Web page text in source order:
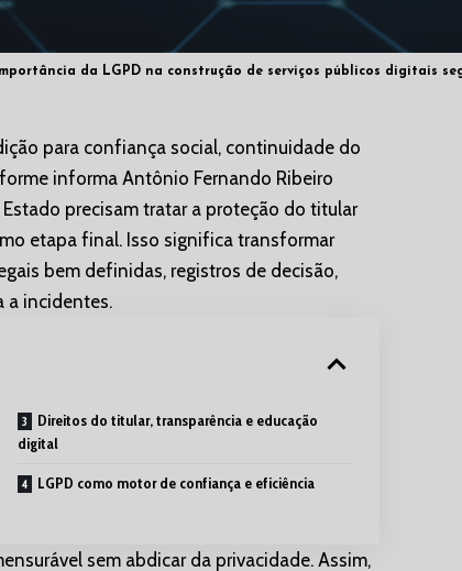
da LGPD na construção de serviços públicos digitais
para confiança social, continuidade do
informa Antônio Fernando Ribeiro
precisam tratar a proteção do titular
etapa final. Isso significa transformar
bem definidas, registros de decisão,
a incidentes.
Direitos do titular, transparência e educação
digital
LGPD como motor de confiança e eficiência
sem abdicar da privacidade. Assim,